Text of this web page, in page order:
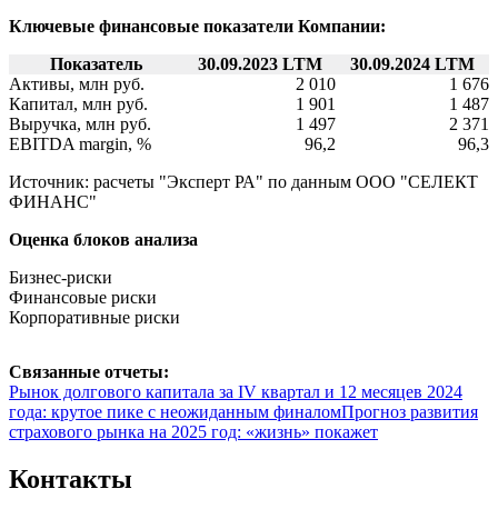
Ключевые финансовые показатели Компании:
Показатель
30.09.2023 LTM
30.09.2024 LTM
Активы, млн руб.
2 010
1 676
Капитал, млн руб.
1 901
1 487
Выручка, млн руб.
1 497
2 371
EBITDA margin, %
96,2
96,3
Источник: расчеты "Эксперт РА" по данным ООО "СЕЛЕКТ
ФИНАНС"
Оценка блоков анализа
Бизнес-риски
Финансовые риски
Корпоративные риски
Связанные отчеты:
Рынок долгового капитала за IV квартал и 12 месяцев 2024
года: крутое пике с неожиданным финаломПрогноз развития
страхового рынка на 2025 год: «жизнь» покажет
Контакты